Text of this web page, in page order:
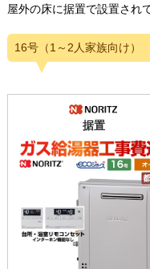
屋外の床に据置で設置され
16号（1～2人家族向け）
据置